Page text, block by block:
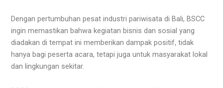
Dengan pertumbuhan pesat industri pariwisata di Bali, BSCC
ingin memastikan bahwa kegiatan bisnis dan sosial yang
diadakan di tempat ini memberikan dampak positif, tidak
hanya bagi peserta acara, tetapi juga untuk masyarakat lokal
dan lingkungan sekitar.